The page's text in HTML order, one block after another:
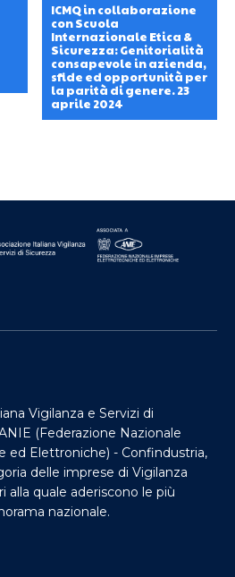
ICMQ in collaborazione
con Scuola
Internazionale Etica &
Sicurezza: Genitorialità
consapevole in azienda,
sfide ed opportunità per
la parità di genere. 23
aprile 2024
Vigilanza e Servizi di
(Federazione Nazionale
ed Elettroniche) - Confindustria,
delle imprese di Vigilanza
alla quale aderiscono le più
nazionale.